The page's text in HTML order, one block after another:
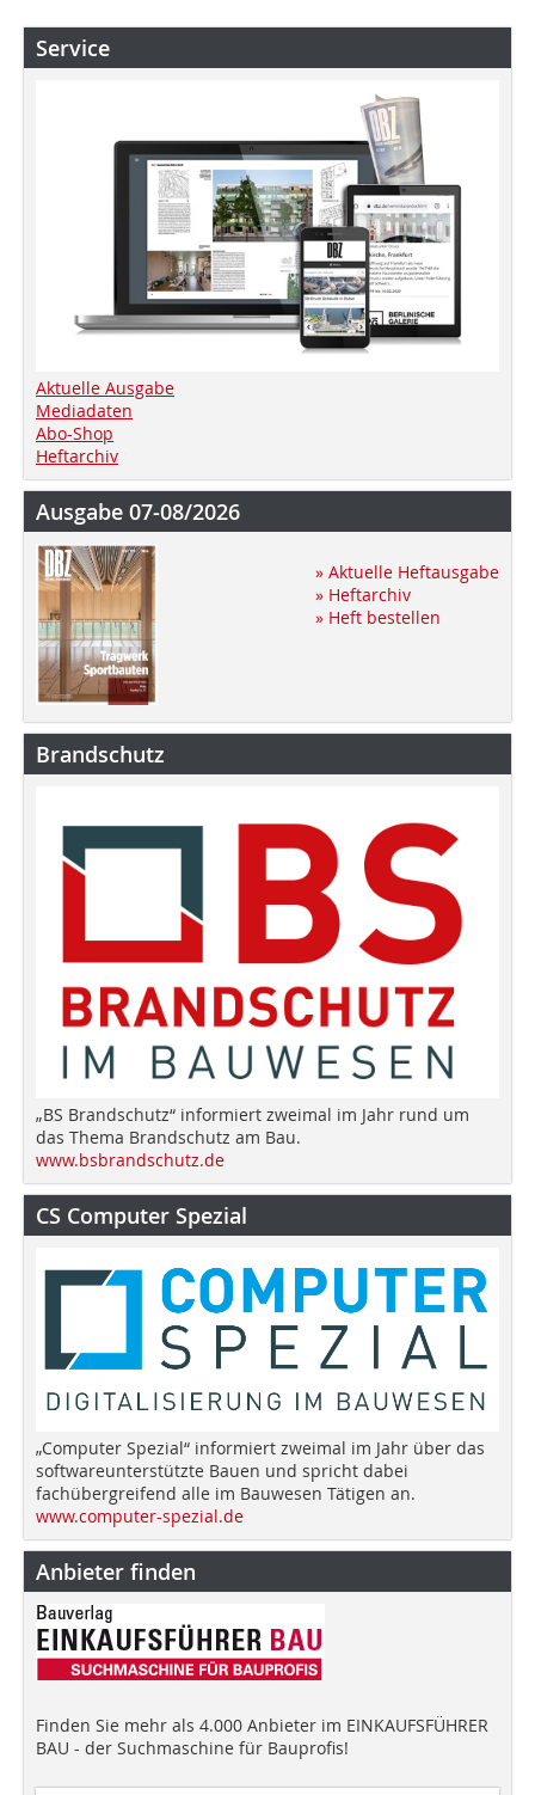
Service
Aktuelle Ausgabe
Mediadaten
Abo-Shop
Heftarchiv
Ausgabe 07-08/2026
» Aktuelle Heftausgabe
» Heftarchiv
» Heft bestellen
Brandschutz
„BS Brandschutz“ informiert zweimal im Jahr rund um
das Thema Brandschutz am Bau.
www.bsbrandschutz.de
CS Computer Spezial
„Computer Spezial“ informiert zweimal im Jahr über das
softwareunterstützte Bauen und spricht dabei
fachübergreifend alle im Bauwesen Tätigen an.
www.computer-spezial.de
Anbieter finden
Finden Sie mehr als 4.000 Anbieter im EINKAUFSFÜHRER
BAU - der Suchmaschine für Bauprofis!